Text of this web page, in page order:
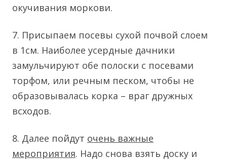
окучивания моркови.
7. Присыпаем посевы сухой почвой слоем
в 1см. Наиболее усердные дачники
замульчируют обе полоски с посевами
торфом, или речным песком, чтобы не
образовывалась корка – враг дружных
всходов.
8. Далее пойдут очень важные
мероприятия. Надо снова взять доску и